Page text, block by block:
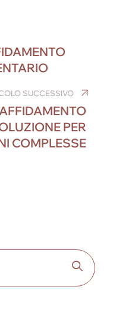
e
st
gr
a
s
A
p
SUCCESSIVO
PER
COMPLESSE